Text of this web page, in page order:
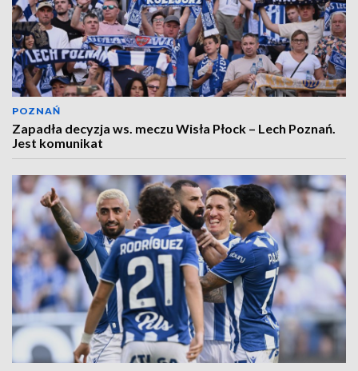
POZNAŃ
Zapadła decyzja ws. meczu Wisła Płock – Lech Poznań.
Jest komunikat